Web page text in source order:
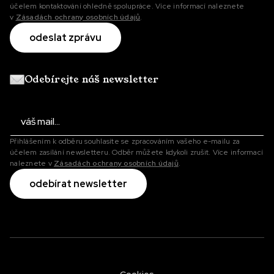
účelem kontaktování ohledně spolupráce. Více informací naleznete
v Zásadách ochrany osobních údajů.
Odebírejte náš newsletter
Přihlášením k odběru souhlasíte se zpracováním vašeho e-mailu za
účelem zasílání newsletteru. Odběr můžete kdykoli zrušit. Více informací
naleznete v Zásadách ochrany osobních údajů.